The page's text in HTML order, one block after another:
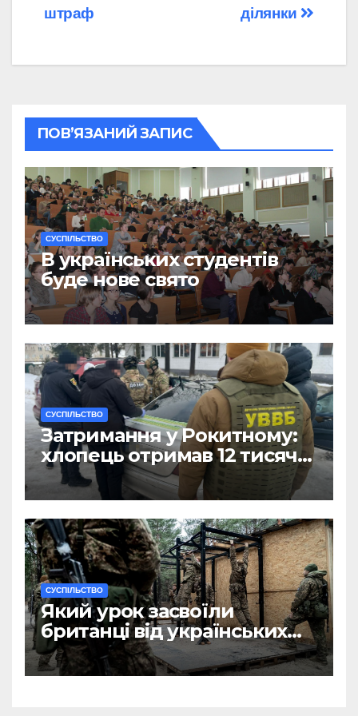
ділянки
штраф
ПОВ’ЯЗАНИЙ ЗАПИС
CУСПІЛЬСТВО
В українських студентів
буде нове свято
CУСПІЛЬСТВО
Затримання у Рокитному:
хлопець отримав 12 тисяч
Євро за допомогу
чоловікам
CУСПІЛЬСТВО
Який урок засвоїли
британці від українських
військових?